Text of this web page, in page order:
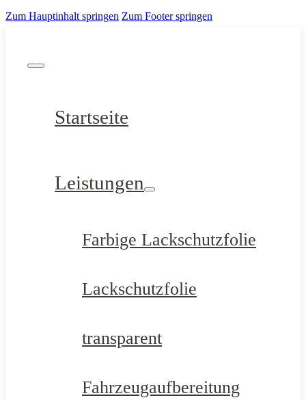
Zum Hauptinhalt springen Zum Footer springen
Startseite
Leistungen
Farbige Lackschutzfolie
Lackschutzfolie
transparent
Fahrzeugaufbereitung